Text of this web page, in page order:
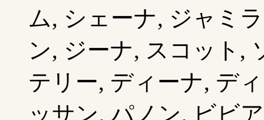
ム, シェーナ, ジャミ
ン, ジーナ, スコット,
テリー, ディーナ, デ
ッサン, パノン, ビビ